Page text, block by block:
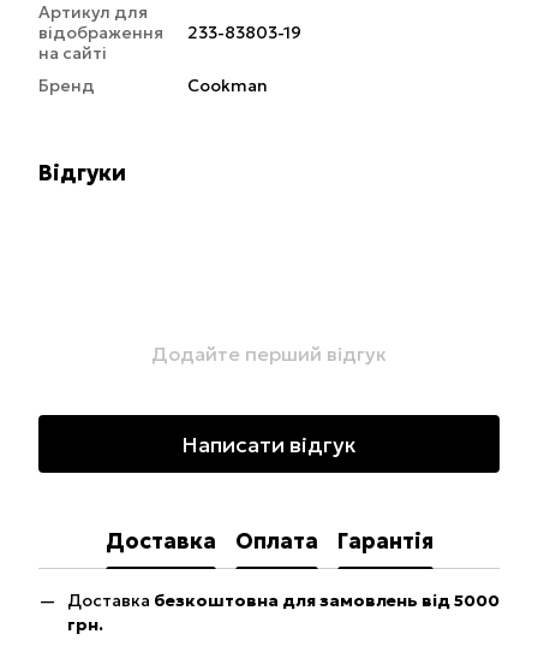
Артикул для
відображення
на сайті
233-83803-19
Бренд Cookman
Відгуки
Додайте перший відгук
Написати відгук
Доставка Оплата Гарантія
Доставка безкоштовна для замовлень від 5000
грн.